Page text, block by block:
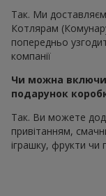
Так. Ми
Котлярам
попередньо
компанії
Чи можна
подарунок
Так. Ви можете
привітанням,
іграшку, фрукти чи